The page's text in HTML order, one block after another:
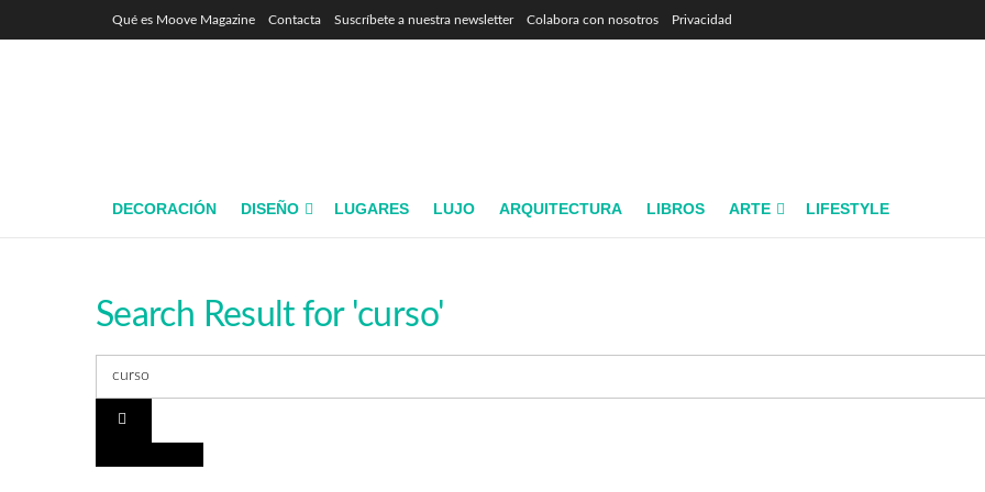
Qué es Moove Magazine Contacta Suscríbete a nuestra newsletter Colabora con nosotros Privacidad
DECORACIÓN DISEÑO LUGARES LUJO ARQUITECTURA LIBROS ARTE LIFESTYLE
Search Result for 'curso'